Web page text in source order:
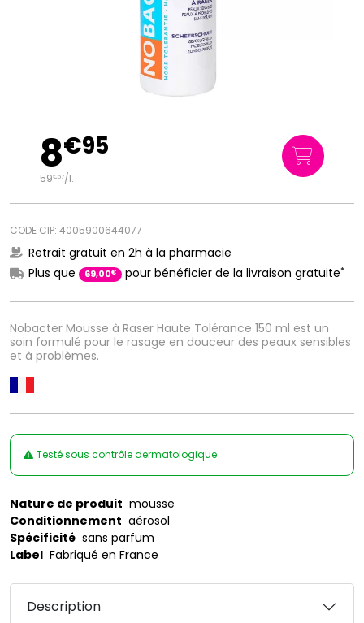
Nobacter Mousse à Raser Haute Tolérance 150 ml est un
soin formulé pour le rasage en douceur des peaux sensibles
et à problèmes.
8€95
59€67/l.
CODE CIP: 4005900644077
Retrait gratuit en 2h à la pharmacie
Plus que
69,00€ pour bénéficier de la livraison gratuite*
Testé sous contrôle dermatologique
Nature de produit mousse
Conditionnement aérosol
Spécificité sans parfum
Label Fabriqué en France
Description